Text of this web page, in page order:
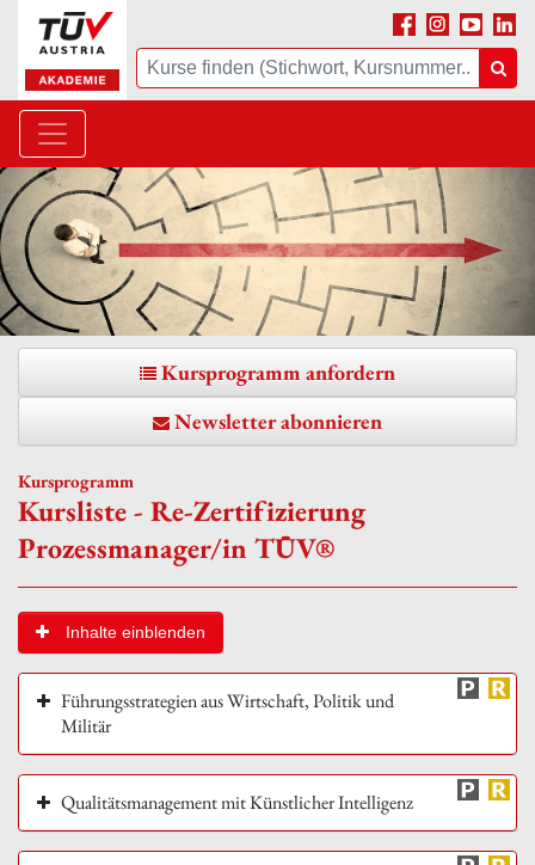
Suche
Facebook
Instagram
Youtube
Kursprogramm
Kursprogramm anfordern
Newsletter abonnieren
Kursliste - Re-Zertifizierung
Prozessmanager/in TÜV®
Inhalte einblenden
Führungsstrategien aus Wirtschaft, Politik und
Militär
Qualitätsmanagement mit Künstlicher Intelligenz